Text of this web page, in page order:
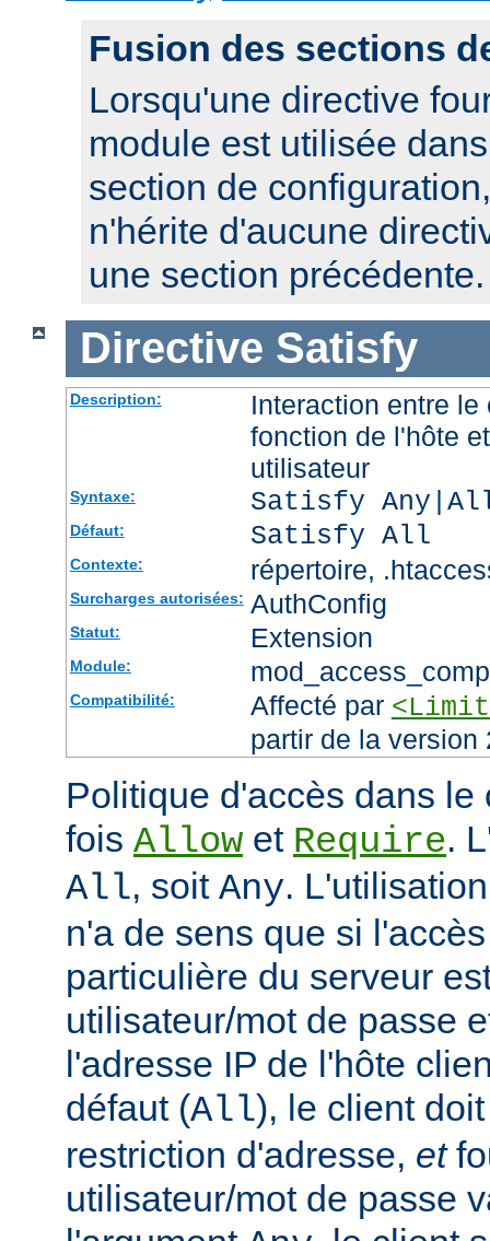
Fusion des sections
Lorsqu'une directive
module est utilisée
section de
n'hérite d'aucune
une section précédente.
Directive Satisfy
Description:
Interaction entre
fonction de l'hôte
utilisateur
Syntaxe: Satisfy
Défaut: Satisfy All
Contexte: répertoire,
Surcharges autorisées: AuthConfig
Statut: Extension
Module:
Compatibilité: Affecté par
partir de la version
Politique d'accès dans
fois Allow et Require.
All, soit Any.
n'a de sens que si
particulière du serveur
utilisateur/mot de passe
l'adresse IP de l'hôte
défaut (All), le client
restriction d'adresse, et
utilisateur/mot de passe